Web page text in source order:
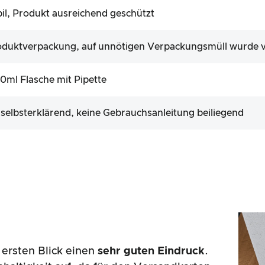
Produkt ausreichend geschützt
auf unnötigen Verpackungsmüll wurde
Flasche mit Pipette
keine Gebrauchsanleitung beiliegend
ersten Blick einensehr guten Eindruck.